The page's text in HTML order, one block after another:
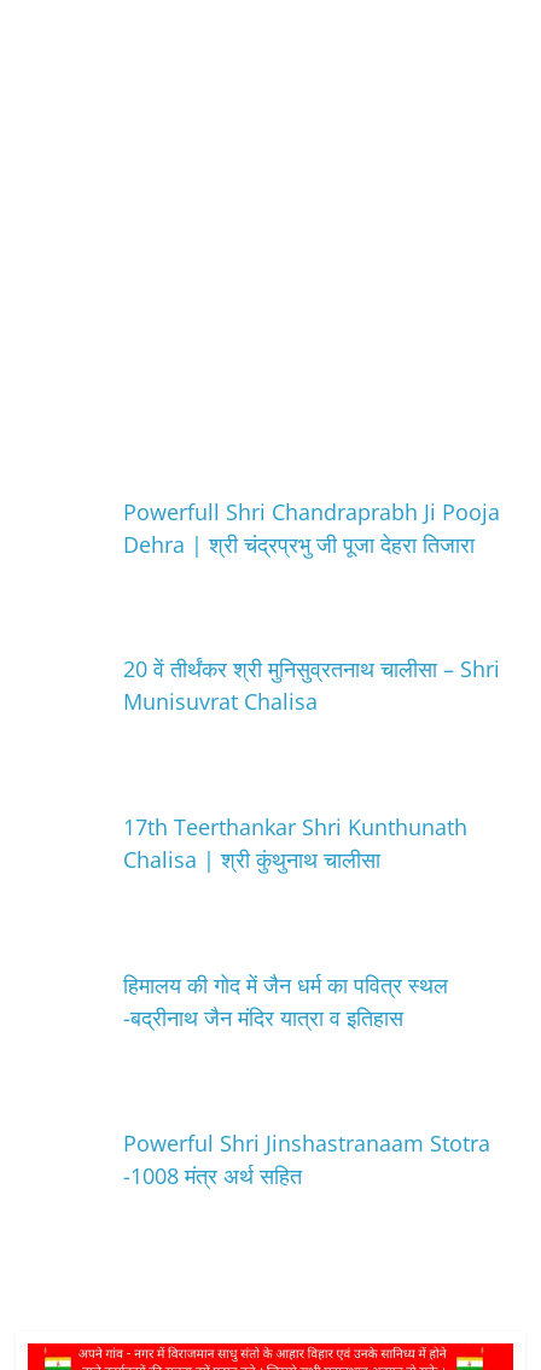
Powerfull Shri Chandraprabh Ji Pooja
Dehra | श्री चंद्रप्रभु जी पूजा देहरा तिजारा
20 वें तीर्थंकर श्री मुनिसुव्रतनाथ चालीसा – Shri
Munisuvrat Chalisa
17th Teerthankar Shri Kunthunath
Chalisa | श्री कुंथुनाथ चालीसा
हिमालय की गोद में जैन धर्म का पवित्र स्थल
-बद्रीनाथ जैन मंदिर यात्रा व इतिहास
Powerful Shri Jinshastranaam Stotra
-1008 मंत्र अर्थ सहित